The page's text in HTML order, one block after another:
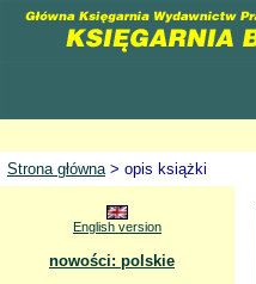
Strona główna> opis książki
English version
nowości: polskie